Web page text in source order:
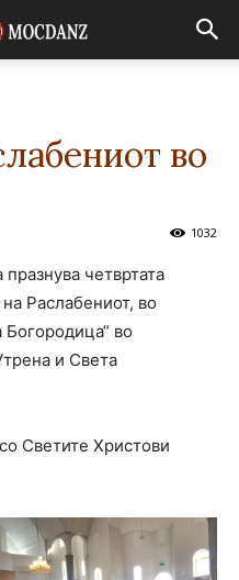
во
1032
празнува четвртата
Раслабениот, во
во
и Света
Светите Христови